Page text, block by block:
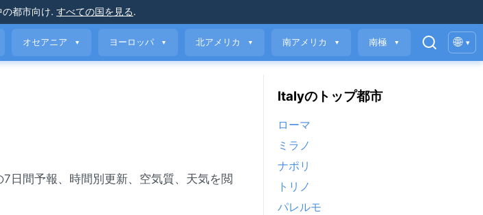
の都市向け. すべての国を見る.
オセアニア ▼ ヨーロッパ ▼ 北アメリカ ▼ 南アメリカ ▼ 南極 ▼ 🌐 ▾
日間予報、時間別更新、空気質、天気を閲
Italyのトップ都市
ローマ
ミラノ
ナポリ
トリノ
パレルモ